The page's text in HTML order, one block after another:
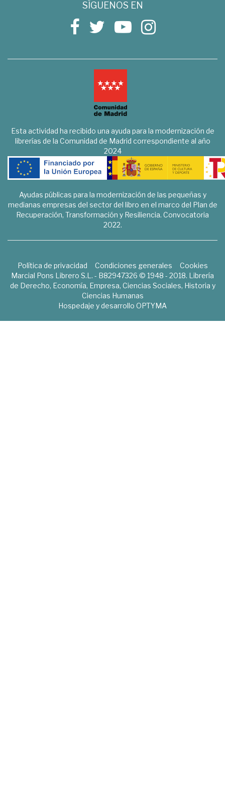
SÍGUENOS EN
Esta actividad ha recibido una ayuda para la modernización de
librerías de la Comunidad de Madrid correspondiente al año
2024
Ayudas públicas para la modernización de las pequeñas y
medianas empresas del sector del libro en el marco del Plan de
Recuperación, Transformación y Resiliencia. Convocatoria
2022.
Política de privacidad Condiciones generales
Cookies
Marcial Pons Librero S.L. - B82947326 © 1948 - 2018. Librería
de Derecho, Economía, Empresa, Ciencias Sociales, Historia y
Ciencias Humanas
Hospedaje y desarrollo OPTYMA